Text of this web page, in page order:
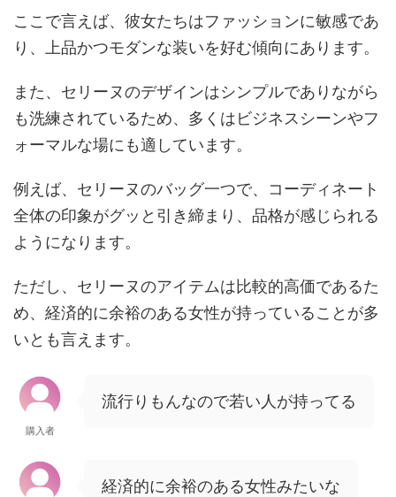
ここで言えば、彼女たちはファッションに敏感であ
り、上品かつモダンな装いを好む傾向にあります。
また、セリーヌのデザインはシンプルでありながら
も洗練されているため、多くはビジネスシーンやフ
ォーマルな場にも適しています。
例えば、セリーヌのバッグ一つで、コーディネート
全体の印象がグッと引き締まり、品格が感じられる
ようになります。
ただし、セリーヌのアイテムは比較的高価であるた
め、経済的に余裕のある女性が持っていることが多
いとも言えます。
購入者
流行りもんなので若い人が持ってる
経済的に余裕のある女性みたいな